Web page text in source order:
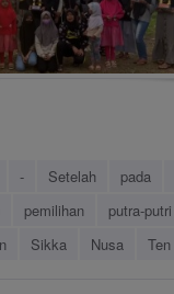
- Setelah pada
pemilihan putra-putri
Sikka Nusa Ten